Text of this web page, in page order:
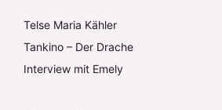
Telse Maria Kähler
Tankino – Der Drache
Interview mit Emely